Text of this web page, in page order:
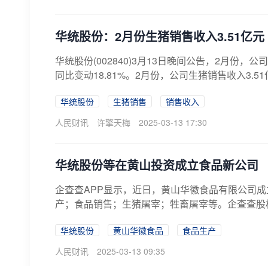
华统股份：2月份生猪销售收入3.51亿
华统股份(002840)3月13日晚间公告，2月份，公
同比变动18.81%。2月份，公司生猪销售收入
华统股份 生猪销售
销售收入
人民财讯
许擎天梅 2025-03-13 17:30
华统股份等在黄山投资成立食品新公司
企查查APP显示，近日，黄山华徽食品有限公司
产；食品销售；生猪屠宰；牲畜屠宰等。企查查
华统股份 黄山华徽食品
食品生产
人民财讯
2025-03-13 09:35